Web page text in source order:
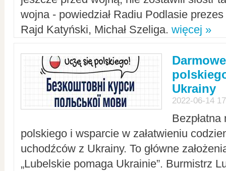
wojna - powiedział Radiu Podlasie
Rajd Katyński, Michał Szeliga. więcej »
Ukrainy
2022-06-14
polskiego i wsparcie w załatwieniu
uchodźców z Ukrainy. To główne
„Lubelskie pomaga Ukrainie”. Burmistrz